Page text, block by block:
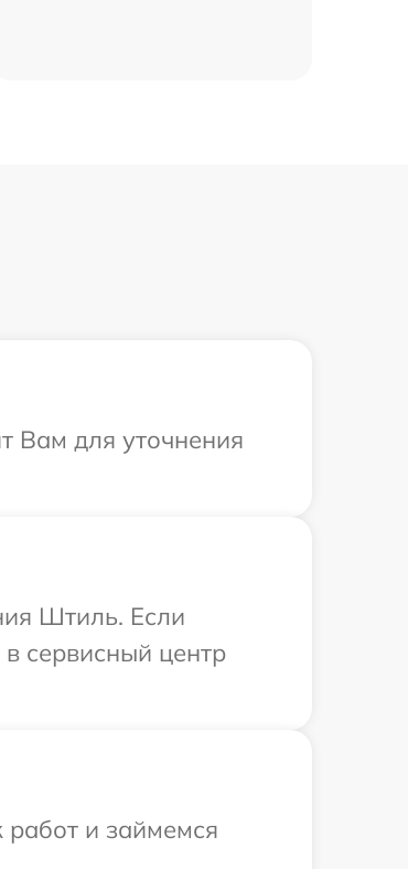
Вам для уточнения
Штиль. Если
сервисный центр
и займемся